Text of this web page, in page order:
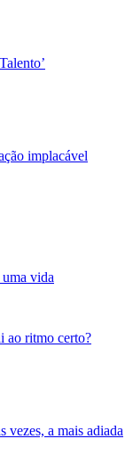
implacável
vida
ao ritmo certo?
vezes, a mais adiada